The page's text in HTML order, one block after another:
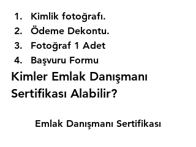
Kimlik fotoğrafı.
Ödeme Dekontu.
Fotoğraf 1 Adet
Başvuru Formu
Kimler Emlak Danışmanı
Sertifikası Alabilir?
Emlak Danışmanı Sertifikası